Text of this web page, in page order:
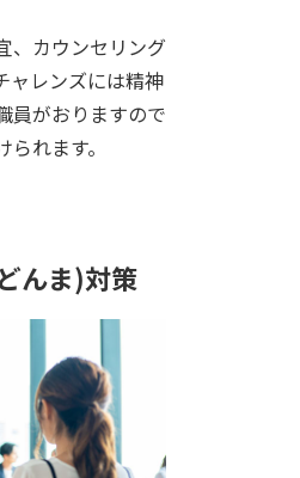
、カウンセリング
ャレンズには精神
員がおりますので
れます。
んま)対策